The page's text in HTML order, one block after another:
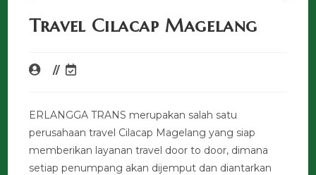
Travel Cilacap Magelang
ERLANGGA TRANS merupakan salah satu
perusahaan travel Cilacap Magelang yang siap
memberikan layanan travel door to door, dimana
setiap penumpang akan dijemput dan diantarkan